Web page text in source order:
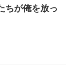
ちが俺を放っ